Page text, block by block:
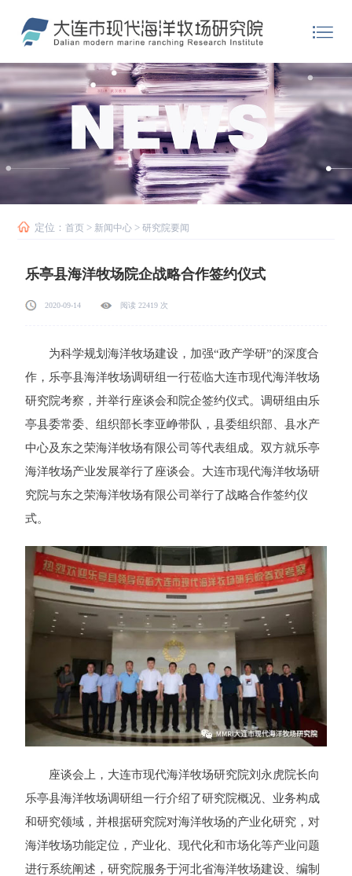
定位：首页 > 新闻中心 >研究院要闻
乐亭县海洋牧场院企战略合作签约仪式
2020-09-14 阅读 22419 次
为科学规划海洋牧场建设，加强“政产学研”的深度合
作，乐亭县海洋牧场调研组一行莅临大连市现代海洋牧场
研究院考察，并举行座谈会和院企签约仪式。调研组由乐
亭县委常委、组织部长李亚峥带队，县委组织部、县水产
中心及东之荣海洋牧场有限公司等代表组成。双方就乐亭
海洋牧场产业发展举行了座谈会。大连市现代海洋牧场研
究院与东之荣海洋牧场有限公司举行了战略合作签约仪
式。
座谈会上，大连市现代海洋牧场研究院刘永虎院长向
乐亭县海洋牧场调研组一行介绍了研究院概况、业务构成
和研究领域，并根据研究院对海洋牧场的产业化研究，对
海洋牧场功能定位，产业化、现代化和市场化等产业问题
进行系统阐述，研究院服务于河北省海洋牧场建设、编制